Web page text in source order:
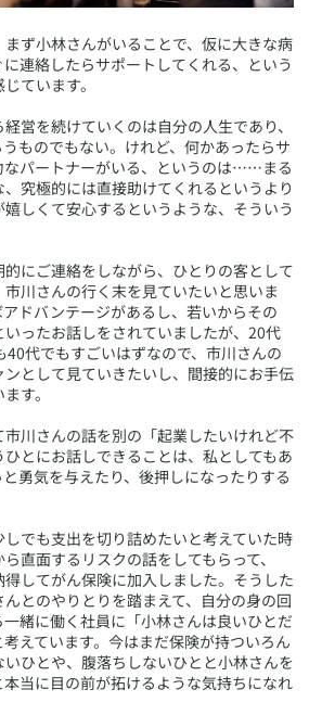
ず小林さんがいることで、仮に大きな病
連絡したらサポートしてくれる、という
ています。
営を続けていくのは自分の人生であり、
ものでもない。けれど、何かあったらサ
なパートナーがいる、というのは……まる
究極的には直接助けてくれるというより
しくて安心するというような、そういう
にご連絡をしながら、ひとりの客として
川さんの行く末を見ていたいと思いま
ドバンテージがあるし、若いからその
ったお話しをされていましたが、20代
代でもすごいはずなので、市川さんの
として見ていきたいし、間接的にお手伝
す。
川さんの話を別の「起業したいけれど不
とにお話しできることは、私としてもあ
勇気を与えたり、後押しになったりする
でも支出を切り詰めたいと考えていた時
直面するリスクの話をしてもらって、
得してがん保険に加入しました。そうした
とのやりとりを踏まえて、自分の身の回
緒に働く社員に「小林さんは良いひとだ
えています。今はまだ保険が持ついろん
ひとや、腹落ちしないひとと小林さんを
当に目の前が拓けるような気持ちになれ